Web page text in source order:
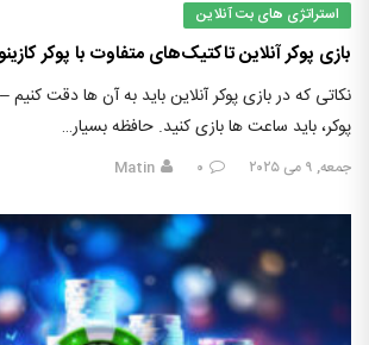
استراتژی های بت آنلاین
بازی پوکر آنلاین تاکتیک‌های متفاوت با پوکر
نکاتی که در بازی پوکر آنلاین باید به آن ها دقت
پوکر، باید ساعت ها بازی کنید. حافظه بسیار…
جمعه, ۹ می ۲۰۲۵ ۰ Matin